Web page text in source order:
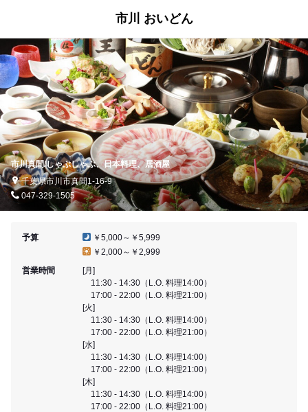
市川 おいどん
市川真間/しゃぶしゃぶ、日本料理、居酒屋
千葉県市川市真間1-16-9
047-329-1505
予算
￥5,000～￥5,999
￥2,000～￥2,999
営業時間
[月]
11:30 - 14:30（L.O. 料理14:00）
17:00 - 22:00（L.O. 料理21:00）
[火]
11:30 - 14:30（L.O. 料理14:00）
17:00 - 22:00（L.O. 料理21:00）
[水]
11:30 - 14:30（L.O. 料理14:00）
17:00 - 22:00（L.O. 料理21:00）
[木]
11:30 - 14:30（L.O. 料理14:00）
17:00 - 22:00（L.O. 料理21:00）